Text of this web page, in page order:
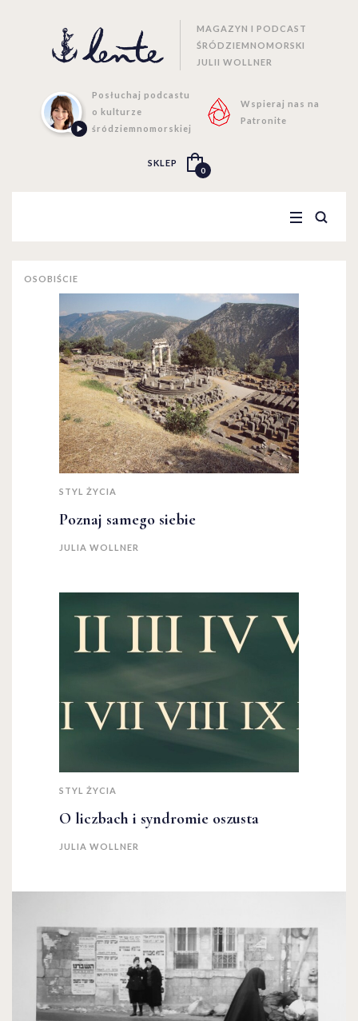
MAGAZYN I PODCAST
ŚRÓDZIEMNOMORSKI
JULII WOLLNER
Posłuchaj podcastu
o kulturze
śródziemnomorskiej
Wspieraj nas na
Patronite
SKLEP
0
OSOBIŚCIE
STYL ŻYCIA
Poznaj samego siebie
JULIA WOLLNER
STYL ŻYCIA
O liczbach i syndromie oszusta
JULIA WOLLNER